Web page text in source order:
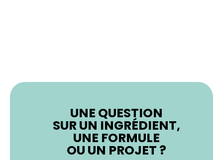
UNE QUESTION
SUR UN INGRÉDIENT,
UNE FORMULE
OU UN PROJET ?